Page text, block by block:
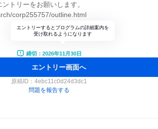
トリーをお願いします。
corp255757/outline.html
エントリーするとプログラムの詳細案内を
受け取れるようになります
締切：2026年11月30日
エントリー画面へ
原稿ID： 4ebc11c0d24d3dc1
問題を報告する